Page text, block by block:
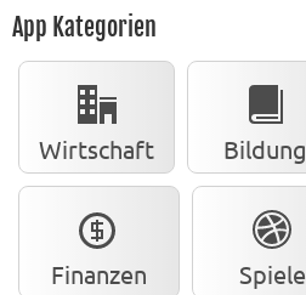
App Kategorien
Wirtschaft Bildung
Finanzen Spiele